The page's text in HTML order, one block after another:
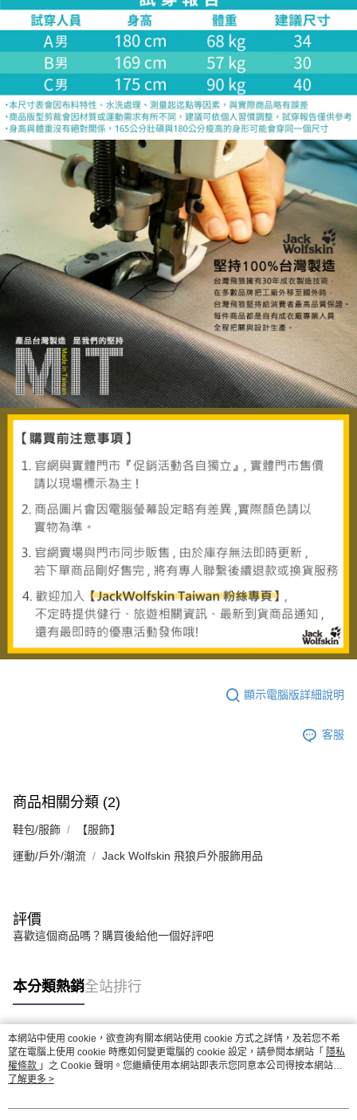
顯示電腦版詳細說明
客服
商品相關分類 (2)
鞋包/服飾 【服飾】
運動/戶外/潮流 Jack Wolfskin 飛狼戶外服飾用品
評價
喜歡這個商品嗎？購買後給他一個好評吧
本分類熱銷全站排行
熱門標籤
本網站中使用 cookie，欲查詢有關本網站使用 cookie 方式之詳情，及若您不希
望在電腦上使用 cookie 時應如何變更電腦的 cookie 設定，請參閱本網站「 隱私
權條款 」之 Cookie 聲明。您繼續使用本網站即表示您同意本公司得按本網站使
用條款之 Cookie 聲明使用 cookie。
了解更多 >